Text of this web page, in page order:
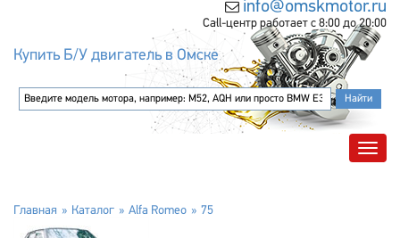
info@omskmotor.ru
Call-центр работает с 8:00 до 20:00
Купить Б/У двигатель в Омске
Главная Каталог Alfa Romeo 75